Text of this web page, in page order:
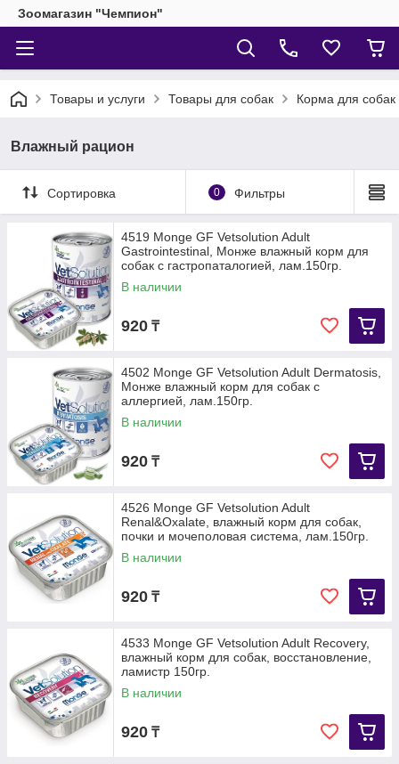
Зоомагазин "Чемпион"
Товары и услуги Товары для собак Корма для собак
Влажный рацион
Сортировка 0 Фильтры
4519 Monge GF Vetsolution Adult
Gastrointestinal, Монже влажный корм для
собак с гастропаталогией, лам.150гр.
В наличии
920 ₸
4502 Monge GF Vetsolution Adult Dermatosis,
Монже влажный корм для собак с
аллергией, лам.150гр.
В наличии
920 ₸
4526 Monge GF Vetsolution Adult
Renal&Oxalate, влажный корм для собак,
почки и мочеполовая система, лам.150гр.
В наличии
920 ₸
4533 Monge GF Vetsolution Adult Recovery,
влажный корм для собак, восстановление,
ламистр 150гр.
В наличии
920 ₸